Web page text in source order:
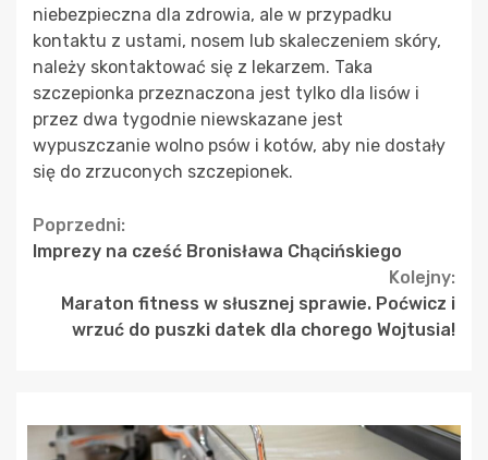
niebezpieczna dla zdrowia, ale w przypadku
kontaktu z ustami, nosem lub skaleczeniem skóry,
należy skontaktować się z lekarzem. Taka
szczepionka przeznaczona jest tylko dla lisów i
przez dwa tygodnie niewskazane jest
wypuszczanie wolno psów i kotów, aby nie dostały
się do zrzuconych szczepionek.
Continue
Poprzedni:
Imprezy na cześć Bronisława Chącińskiego
Kolejny:
Maraton fitness w słusznej sprawie. Poćwicz i
wrzuć do puszki datek dla chorego Wojtusia!